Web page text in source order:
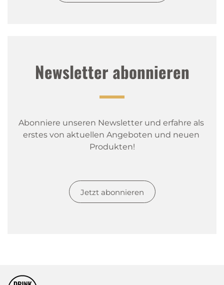
Newsletter abonnieren
Abonniere unseren Newsletter und erfahre als
erstes von aktuellen Angeboten und neuen
Produkten!
Jetzt abonnieren